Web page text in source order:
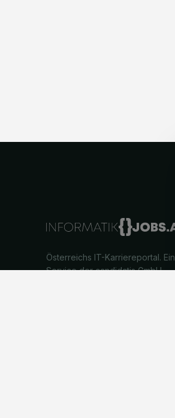
Österreichs IT-Karriereportal. Ein
Service der candidatis GmbH.